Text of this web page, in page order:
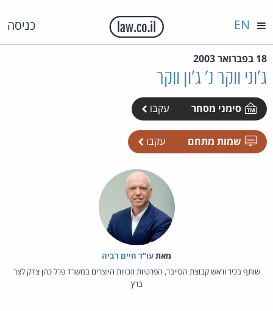
כניסה EN
18 בפברואר 2003
ג'וני ווקר נ' ג'ון ווקר
סימני מסחר עקבו
שמות מתחם עקבו
מאת‏עו"ד חיים רביה
שותף בכיר וראש קבוצת הסייבר, הפרטיות וזכויות היוצרים במשרד פרל כהן צדק לצר
ברץ